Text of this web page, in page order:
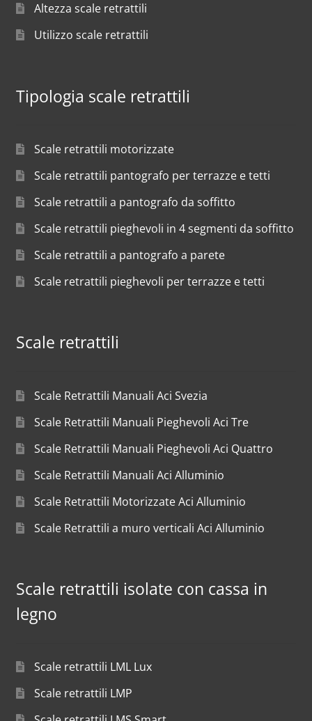
Altezza scale retrattili
Utilizzo scale retrattili
Tipologia scale retrattili
Scale retrattili motorizzate
Scale retrattili pantografo per terrazze e tetti
Scale retrattili a pantografo da soffitto
Scale retrattili pieghevoli in 4 segmenti da soffitto
Scale retrattili a pantografo a parete
Scale retrattili pieghevoli per terrazze e tetti
Scale retrattili
Scale Retrattili Manuali Aci Svezia
Scale Retrattili Manuali Pieghevoli Aci Tre
Scale Retrattili Manuali Pieghevoli Aci Quattro
Scale Retrattili Manuali Aci Alluminio
Scale Retrattili Motorizzate Aci Alluminio
Scale Retrattili a muro verticali Aci Alluminio
Scale retrattili isolate con cassa in
legno
Scale retrattili LML Lux
Scale retrattili LMP